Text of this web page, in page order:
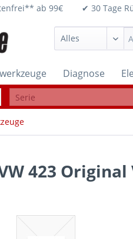
ab 99€ ✔ 30
Diagnose
423